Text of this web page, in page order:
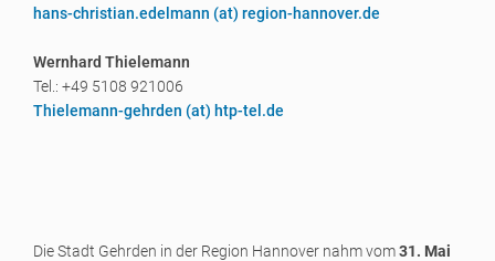
hans-christian.edelmann (at) region-hannover.de
Wernhard Thielemann
Tel.: +49 5108 921006
Thielemann-gehrden (at) htp-tel.de
Die Stadt Gehrden in der Region Hannover nahm vom31. Mai